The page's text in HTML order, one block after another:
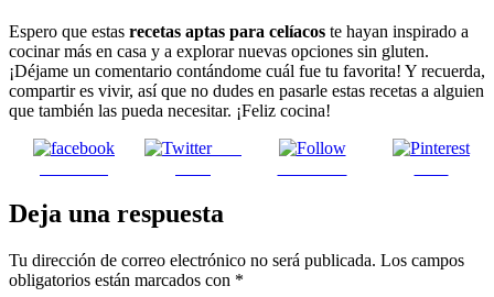
Espero que estas recetas aptas para celíacos te hayan inspirado a
cocinar más en casa y a explorar nuevas opciones sin gluten.
¡Déjame un comentario contándome cuál fue tu favorita! Y recuerda,
compartir es vivir, así que no dudes en pasarle estas recetas a alguien
que también las pueda necesitar. ¡Feliz cocina!
Post
Deja una respuesta
Tu dirección de correo electrónico no será publicada. Los campos
obligatorios están marcados con *